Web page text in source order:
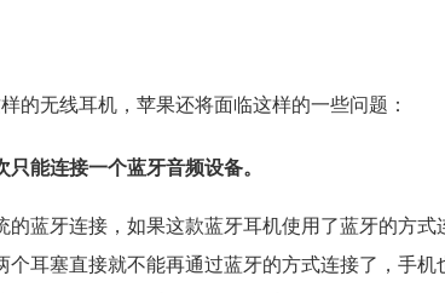
的无线耳机，苹果还将面临这样的一些问题：
只能连接一个蓝牙音频设备。
的蓝牙连接，如果这款蓝牙耳机使用了蓝牙的方
个耳塞直接就不能再通过蓝牙的方式连接了，手